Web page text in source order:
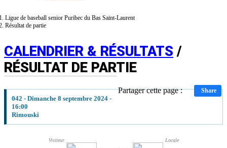
Ligue de baseball senior Puribec du Bas Saint-Laurent
Résultat de partie
CALENDRIER & RÉSULTATS /
RÉSULTAT DE PARTIE
Partager cette page : Share
042 - Dimanche 8 septembre 2024 -
16:00
Rimouski
Visiteur Locale